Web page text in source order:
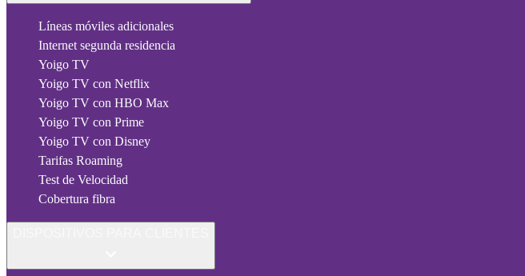
Líneas móviles adicionales
Internet segunda residencia
Yoigo TV
Yoigo TV con Netflix
Yoigo TV con HBO Max
Yoigo TV con Prime
Yoigo TV con Disney
Tarifas Roaming
Test de Velocidad
Cobertura fibra